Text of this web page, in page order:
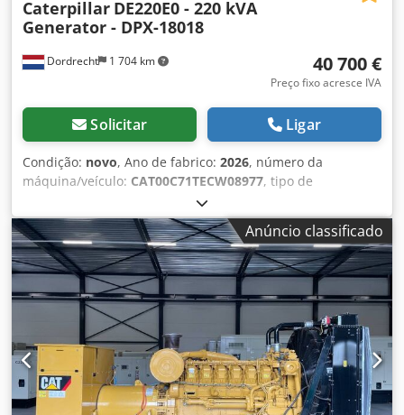
Dordrecht 1 704 km
Caterpillar DE220E0 - 220 kVA
Generator - DPX-18018
40 700 €
Preço fixo acresce IVA
Solicitar Ligar
Condição: novo, Ano de fabrico: 2026, número da
máquina/veículo: CAT00C71TECW08977, tipo de
, fabricante de motores:
C7.1, Finalidade: Construção Peso em vazio: 2.238 kg
Potência do gerador: 220 kVA Dimensões do
compartimento de carga: 352 x 133 x 181 cm Marcação CE:
sim Dodpfxew Thn Us Am Tjwa Volume do tanque de água:
418 l País de produção: Reino Unido Contacte a equipa DPX
para obter mais informações. = Outras opções e acessórios
= - Bateria - Painel de controlo - Teto em aço - Camião
cisterna
Anúncio classificado